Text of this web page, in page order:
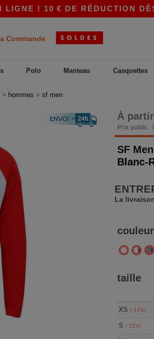
! 10 € DE RÉDUCTION DÈS 80
Commande
Polo Manteau Casquettes
> hommes > sf men
À
Prix public
SF Men
Blanc-
La
taille
XS (-11%)
S (-11%)